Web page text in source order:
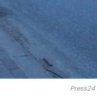
Press24